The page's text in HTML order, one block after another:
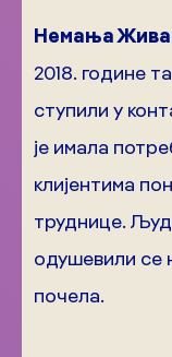
Немања
2018. године
ступили у
је имала
клијентима
труднице.
одушевили се
почела.